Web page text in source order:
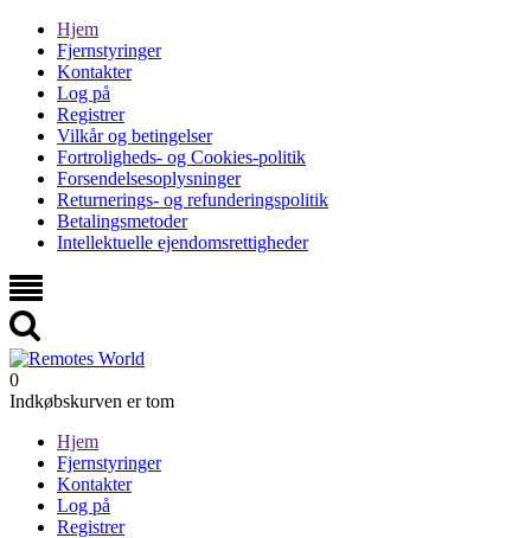
Hjem
Fjernstyringer
Kontakter
Log på
Registrer
Vilkår og betingelser
Fortroligheds- og Cookies-politik
Forsendelsesoplysninger
Returnerings- og refunderingspolitik
Betalingsmetoder
Intellektuelle ejendomsrettigheder
0
Indkøbskurven er tom
Hjem
Fjernstyringer
Kontakter
Log på
Registrer